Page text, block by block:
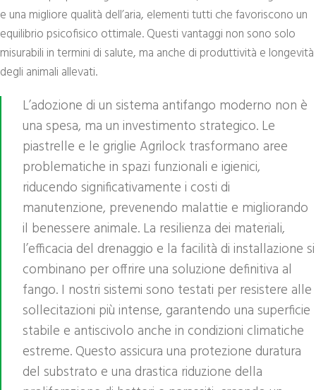
e una migliore qualità dell’aria, elementi tutti che favoriscono un
equilibrio psicofisico ottimale. Questi vantaggi non sono solo
misurabili in termini di salute, ma anche di produttività e longevità
degli animali allevati.
L’adozione di un sistema antifango moderno non è
una spesa, ma un investimento strategico. Le
piastrelle e le griglie Agrilock trasformano aree
problematiche in spazi funzionali e igienici,
riducendo significativamente i costi di
manutenzione, prevenendo malattie e migliorando
il benessere animale. La resilienza dei materiali,
l’efficacia del drenaggio e la facilità di installazione si
combinano per offrire una soluzione definitiva al
fango. I nostri sistemi sono testati per resistere alle
sollecitazioni più intense, garantendo una superficie
stabile e antiscivolo anche in condizioni climatiche
estreme. Questo assicura una protezione duratura
del substrato e una drastica riduzione della